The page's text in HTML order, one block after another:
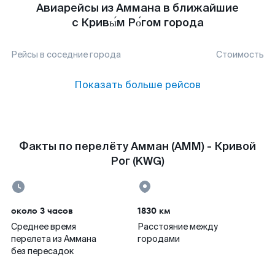
Авиарейсы из Аммана в ближайшие
с Кривы́м Ро́гом города
Рейсы в соседние города Стоимость
Показать больше рейсов
Факты по перелёту Амман (AMM) - Кривой
Рог (KWG)
около 3 часов
Среднее время
перелета из Аммана
без пересадок
1830 км
Расстояние между
городами